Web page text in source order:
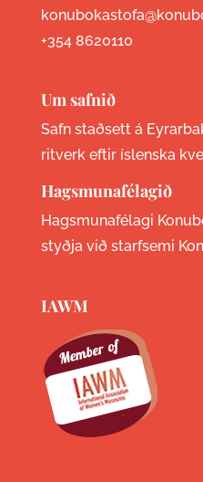
+354 8620110
Um safnið
Safn staðsett á
ritverk eftir íslenska
Hagsmunafélagið
Hagsmunafélagi
styðja við starfsemi
IAWM